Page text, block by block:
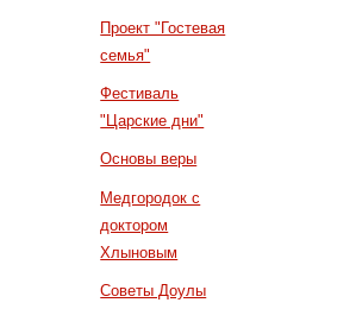
Проект "Гостевая
семья"
Фестиваль
"Царские дни"
Основы веры
Медгородок с
доктором
Хлыновым
Советы Доулы